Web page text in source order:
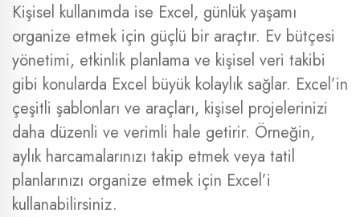
Kişisel kullanımda ise Excel, günlük yaşamı
organize etmek için güçlü bir araçtır. Ev bütçesi
yönetimi, etkinlik planlama ve kişisel veri takibi
gibi konularda Excel büyük kolaylık sağlar. Excel’in
çeşitli şablonları ve araçları, kişisel projelerinizi
daha düzenli ve verimli hale getirir. Örneğin,
aylık harcamalarınızı takip etmek veya tatil
planlarınızı organize etmek için Excel’i
kullanabilirsiniz.